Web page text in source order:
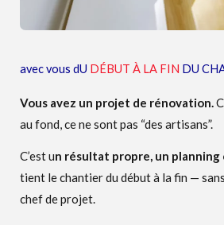
avec vous dU DÉBUT À LA FIN DU
Vous avez un projet de rénovation.
au fond, ce ne sont pas “des artisans”.
C’est un résultat propre, un planning
tient le chantier du début à la fin —
chef de projet.